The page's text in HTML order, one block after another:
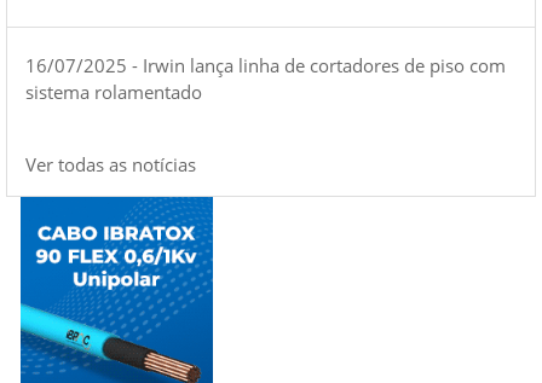
16/07/2025 - Irwin lança linha de cortadores de piso com
sistema rolamentado
Ver todas as notícias